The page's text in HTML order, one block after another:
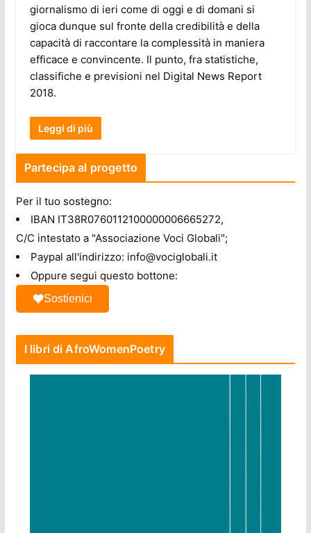
giornalismo di ieri come di oggi e di domani si
gioca dunque sul fronte della credibilità e della
capacità di raccontare la complessità in maniera
efficace e convincente. Il punto, fra statistiche,
classifiche e previsioni nel Digital News Report
2018.
Leggi di più
Partecipa al progetto
Per il tuo sostegno:
IBAN IT38R0760112100000006665272,
C/C intestato a "Associazione Voci Globali";
Paypal all'indirizzo: info@vociglobali.it
Oppure segui questo bottone:
Sostienici
I libri di AfroWomenPoetry